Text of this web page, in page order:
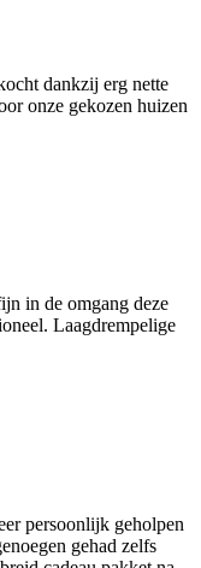
dankzij erg nette
onze gekozen huizen
in de omgang deze
Laagdrempelige
persoonlijk geholpen
gehad zelfs